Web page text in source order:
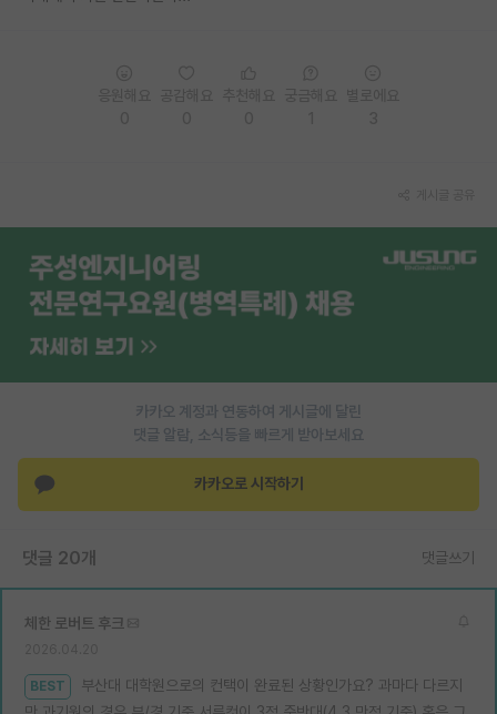
유학교육
이벤트
반도체 아카데미
카카오 계정과 연동하여 게시글에 달린
댓글 알람, 소식등을 빠르게 받아보세요
카카오로 시작하기
댓글 20개 댓글쓰기
체한 로버트 후크
BEST
부산대 대학원으로의 컨택이 완료된 상황인가요? 과마다 다르지